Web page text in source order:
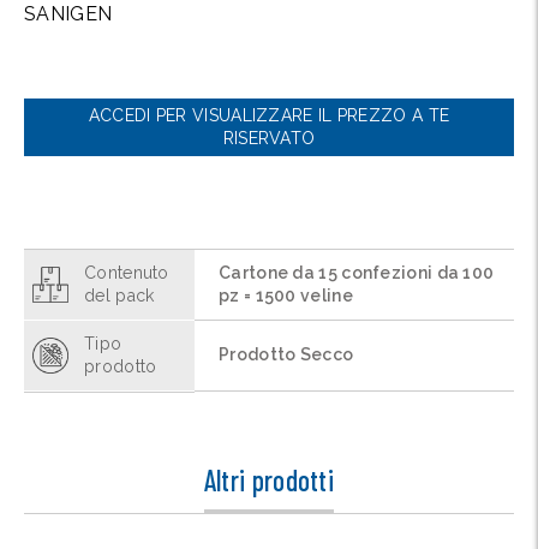
SANIGEN
ACCEDI PER VISUALIZZARE IL PREZZO A TE
RISERVATO
Contenuto
del pack
Cartone da 15 confezioni da 100
pz = 1500 veline
Tipo
prodotto
Prodotto Secco
Altri prodotti